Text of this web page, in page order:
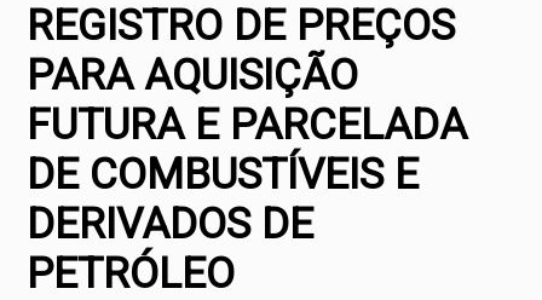
REGISTRO DE PREÇOS
PARA AQUISIÇÃO
FUTURA E PARCELADA
DE COMBUSTÍVEIS E
DERIVADOS DE
PETRÓLEO